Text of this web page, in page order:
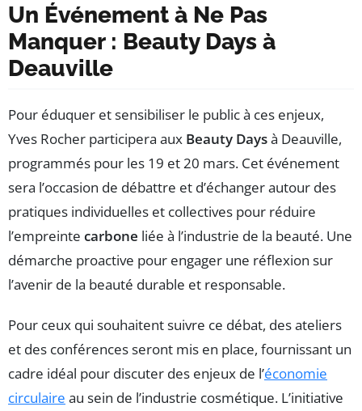
Un Événement à Ne Pas
Manquer : Beauty Days à
Deauville
Pour éduquer et sensibiliser le public à ces enjeux,
Yves Rocher participera aux Beauty Daysà Deauville,
programmés pour les 19 et 20 mars. Cet événement
sera l’occasion de débattre et d’échanger autour des
pratiques individuelles et collectives pour réduire
l’empreinte carbone liée à l’industrie de la beauté. Une
démarche proactive pour engager une réflexion sur
l’avenir de la beauté durable et responsable.
Pour ceux qui souhaitent suivre ce débat, des ateliers
et des conférences seront mis en place, fournissant un
cadre idéal pour discuter des enjeux de l’économie
circulaire au sein de l’industrie cosmétique. L’initiative